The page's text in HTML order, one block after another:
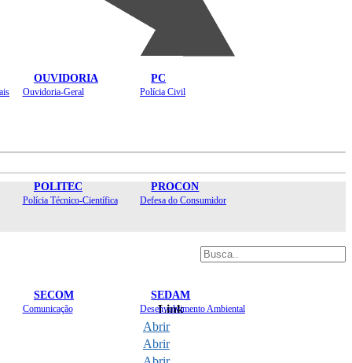
OUVIDORIA
Ouvidoria-Geral
PC
Polícia Civil
POLITEC
Polícia Técnico-Científica
PROCON
Defesa do Consumidor
SECOM
Comunicação
SEDAM
Desenvolvimento Ambiental
Link
Abrir
Abrir